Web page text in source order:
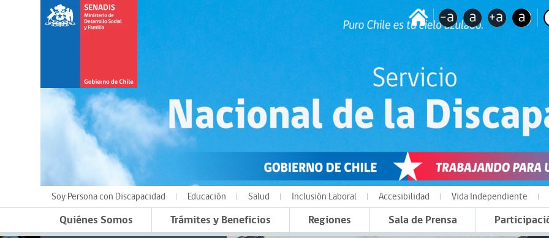
Soy Persona con Discapacidad Educación Salud Inclusión Laboral Accesibilidad Vida Independiente
Quiénes Somos Trámites y Beneficios Regiones Sala de Prensa